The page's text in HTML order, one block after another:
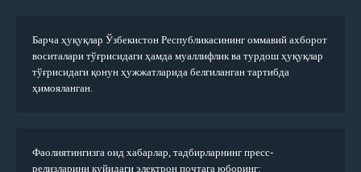
Барча ҳуқуқлар Ўзбекистон Республикасининг оммавий ахборот
воситалари тўғрисидаги ҳамда муаллифлик ва турдош ҳуқуқлар
тўғрисидаги қонун ҳужжатларида белгиланган тартибда
ҳимояланган.
Фаолиятингизга оид хабарлар, тадбирларнинг пресс-
релизларини қуйидаги электрон почтага юборинг: